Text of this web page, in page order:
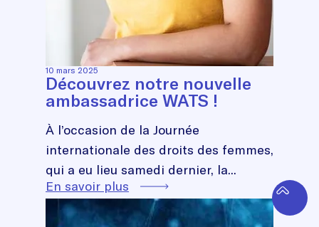
10 mars 2025
Découvrez notre nouvelle
ambassadrice WATS !
À l’occasion de la Journée
internationale des droits des femmes,
qui a eu lieu samedi dernier, la...
En savoir plus